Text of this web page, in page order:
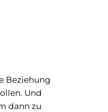
Beziehung
Und
dann zu